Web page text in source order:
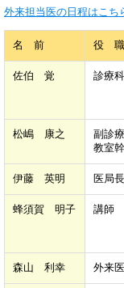
外来担当医の日程はこち
名 前 役 職
佐伯 覚 診療
松嶋 康之
副診
教室
伊藤 英明 医局長
蜂須賀 明子 講師
森山 利幸 外来